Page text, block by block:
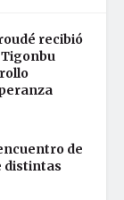
recibió
de
distintas